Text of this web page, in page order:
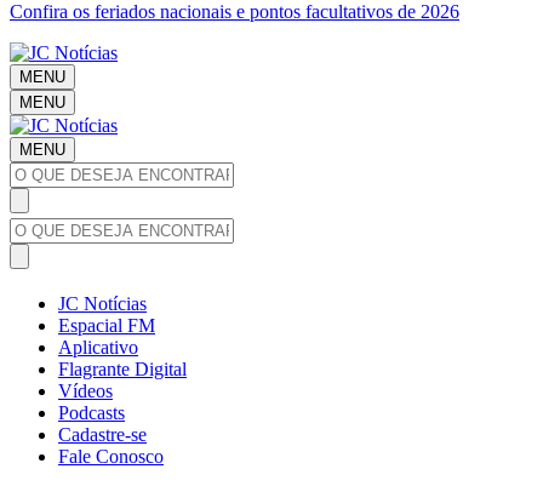
Confira os feriados nacionais e pontos facultativos de 2026
MENU
MENU
MENU
JC Notícias
Espacial FM
Aplicativo
Flagrante Digital
Vídeos
Podcasts
Cadastre-se
Fale Conosco